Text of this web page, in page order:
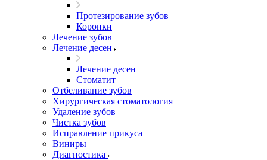
Протезирование зубов
Коронки
Лечение зубов
Лечение десен
Лечение десен
Стоматит
Отбеливание зубов
Хирургическая стоматология
Удаление зубов
Чистка зубов
Исправление прикуса
Виниры
Диагностика